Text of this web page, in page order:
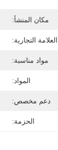
مكان المنشأ:
العلامة التجارية:
مواد مناسبة:
المواد:
دعم مخصص:
الحزمة: